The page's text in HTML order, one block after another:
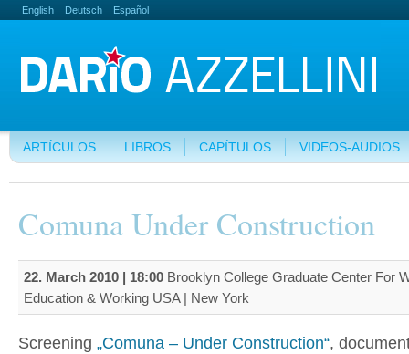
English Deutsch Español
ARTÍCULOS LIBROS CAPÍTULOS VIDEOS-AUDIOS
Comuna Under Construction
22. March 2010 | 18:00 Brooklyn College Graduate Center For
Education & Working USA | New York
Screening „Comuna – Under Construction“,